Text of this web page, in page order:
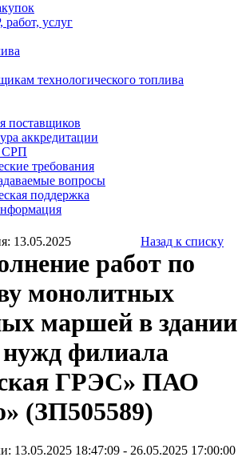
услуг
технологического топлива
поставщиков
аккредитации
СРП
требования
вопросы
поддержка
13.05.2025 Назад к списку
работ по
монолитных
маршей в здании
филиала
ГРЭС» ПАО
(ЗП505589)
13.05.2025 18:47:09 - 26.05.2025 17:00:00